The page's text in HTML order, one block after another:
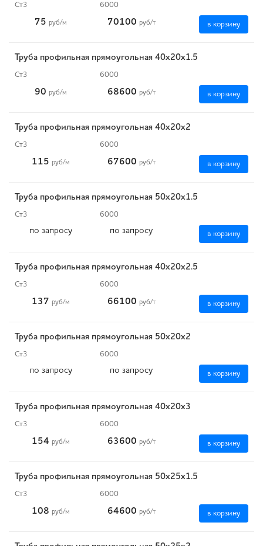
Ст3 6000
75 руб/м 70100 руб/т в корзину
Труба профильная прямоугольная 40х20х1.5
Ст3 6000
90 руб/м 68600 руб/т в корзину
Труба профильная прямоугольная 40х20х2
Ст3 6000
115 руб/м 67600 руб/т в корзину
Труба профильная прямоугольная 50х20х1.5
Ст3 6000
по запросу по запросу в корзину
Труба профильная прямоугольная 40х20х2.5
Ст3 6000
137 руб/м 66100 руб/т в корзину
Труба профильная прямоугольная 50х20х2
Ст3 6000
по запросу по запросу в корзину
Труба профильная прямоугольная 40х20х3
Ст3 6000
154 руб/м 63600 руб/т в корзину
Труба профильная прямоугольная 50х25х1.5
Ст3 6000
108 руб/м 64600 руб/т в корзину